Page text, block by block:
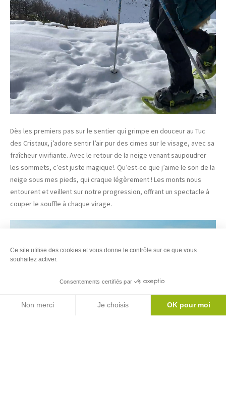
Dès les premiers pas sur le sentier qui grimpe en douceur au Tuc
des Cristaux, j’adore sentir l’air pur des cimes sur le visage, avec sa
fraîcheur vivifiante. Avec le retour de la neige venant saupoudrer
les sommets, c’est juste magique!. Qu’est-ce que j’aime le son de la
neige sous mes pieds, qui craque légèrement ! Les monts nous
entourent et veillent sur notre progression, offrant un spectacle à
couper le souffle à chaque virage.
Ce site utilise des cookies et vous donne le contrôle sur ce que vous
souhaitez activer.
Consentements certifiés par
Non merci Je choisis
OK pour moi